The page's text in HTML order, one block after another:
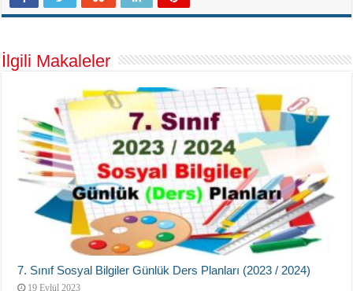
İlgili Makaleler
7. Sınıf Sosyal Bilgiler Günlük Ders Planları (2023 / 2024)
19 Eylül 2023